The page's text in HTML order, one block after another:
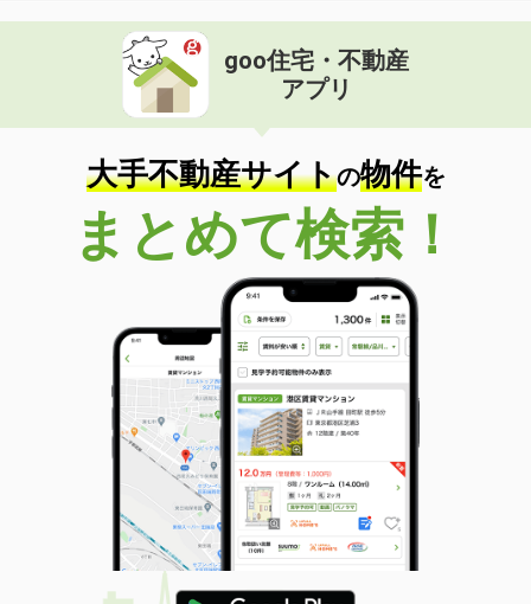
goo住宅・不動産
アプリ
大手不動産サイトの物件を
まとめて検索！